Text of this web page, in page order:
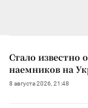
Стало известно
наемников на
8 августа 2026, 21:48